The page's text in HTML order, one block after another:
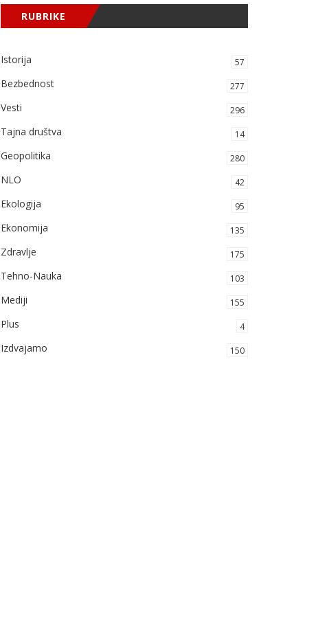
RUBRIKE
Istorija 57
Bezbednost 277
Vesti 296
Tajna društva 14
Geopolitika 280
NLO 42
Ekologija 95
Ekonomija 135
Zdravlje 175
Tehno-Nauka 103
Mediji 155
Plus 4
Izdvajamo 150